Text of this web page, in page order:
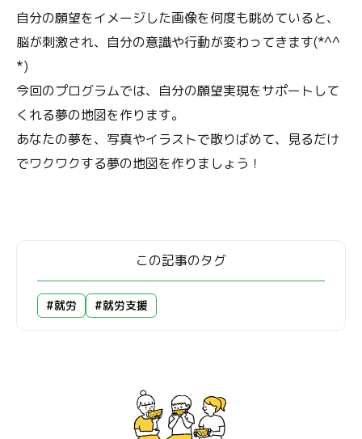
自分の願望をイメージした画像を何度も眺めていると、
脳が刺激され、自分の意識や行動が変わってきます(*^^
*)
今回のプログラムでは、自分の願望実現をサポートして
くれる夢の地図を作ります。
あなたの夢を、写真やイラストで散りばめて、見るだけ
でワクワクする夢の地図を作りましょう！
この記事のタグ
#就労 #就労支援